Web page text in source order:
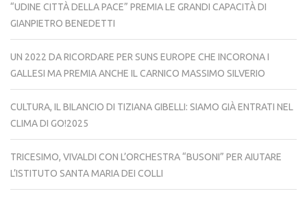
“UDINE CITTÀ DELLA PACE” PREMIA LE GRANDI CAPACITÀ DI
GIANPIETRO BENEDETTI
UN 2022 DA RICORDARE PER SUNS EUROPE CHE INCORONA I
GALLESI MA PREMIA ANCHE IL CARNICO MASSIMO SILVERIO
CULTURA, IL BILANCIO DI TIZIANA GIBELLI: SIAMO GIÀ ENTRATI NEL
CLIMA DI GO!2025
TRICESIMO, VIVALDI CON L’ORCHESTRA “BUSONI” PER AIUTARE
L’ISTITUTO SANTA MARIA DEI COLLI